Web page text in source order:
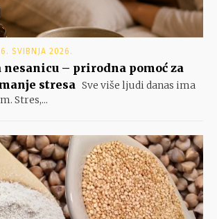
6. SVIBNJA 2026.
nesanicu – prirodna pomoć za
stresa Sve više ljudi danas ima
Stres,...